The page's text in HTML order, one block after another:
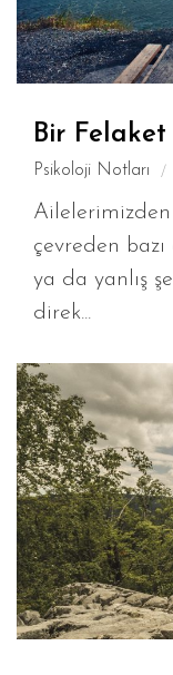
Bir
Psikoloji Notları
çevreden
ya da yanlış
direk...